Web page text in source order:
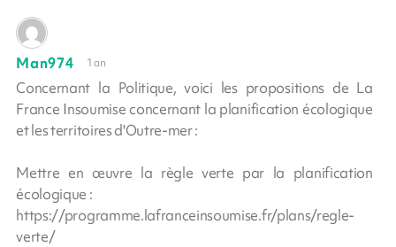
Man974 1 an
Concernant la Politique, voici les propositions de La
France Insoumise concernant la planification écologique
et les territoires d'Outre-mer :
Mettre en œuvre la règle verte par la planification
écologique :
https://programme.lafranceinsoumise.fr/plans/regle-
verte/